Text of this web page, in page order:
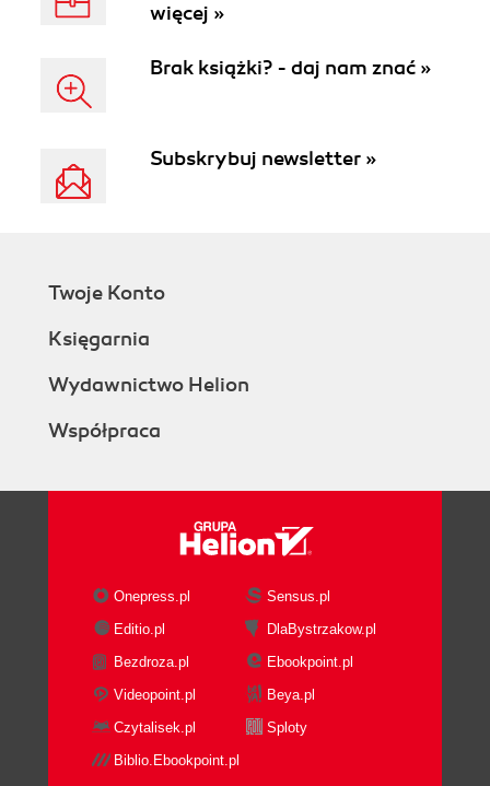
więcej »
Brak książki? - daj nam znać »
Subskrybuj newsletter »
Twoje Konto
Księgarnia
Wydawnictwo Helion
Współpraca
Onepress.pl
Sensus.pl
Editio.pl
DlaBystrzakow.pl
Bezdroza.pl
Ebookpoint.pl
Videopoint.pl
Beya.pl
Czytalisek.pl
Sploty
Biblio.Ebookpoint.pl